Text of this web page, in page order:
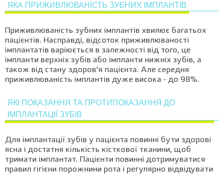
ЯКА ПРИЖИВЛЮВАНІСТЬ ЗУБНИХ ІМПЛАНТІВ
Приживлюваність зубних імплантів хвилює багатьох
пацієнтів. Насправді, відсоток приживлюваності
імплантатів варіюється в залежності від того, це
імпланти верхніх зубів або імпланти нижніх зубів, а
також від стану здоров'я пацієнта. Але середня
приживлюваність імплантів дуже висока - до 98%.
ЯКІ ПОКАЗАННЯ ТА ПРОТИПОКАЗАННЯ ДО
ІМПЛАНТАЦІЇ ЗУБІВ
Для імплантації зубів у пацієнта повинні бути здорові
ясна і достатня кількість кісткової тканини, щоб
тримати імплантат. Пацієнти повинні дотримуватися
правил гігієни порожнини рота і регулярно відвідувати